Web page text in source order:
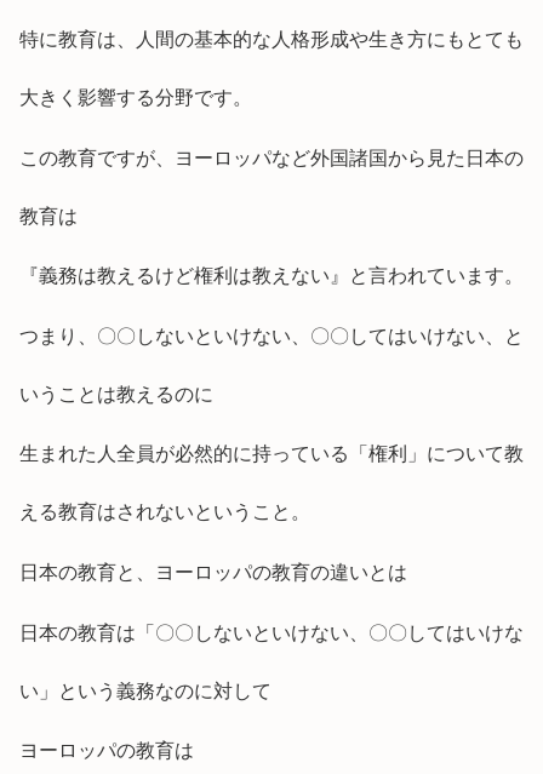
特に教育は、人間の基本的な人格形成や生き方にもとても
大きく影響する分野です。
この教育ですが、ヨーロッパなど外国諸国から見た日本の
教育は
『義務は教えるけど権利は教えない』と言われています。
つまり、〇〇しないといけない、〇〇してはいけない、と
いうことは教えるのに
生まれた人全員が必然的に持っている「権利」について教
える教育はされないということ。
日本の教育と、ヨーロッパの教育の違いとは
日本の教育は「〇〇しないといけない、〇〇してはいけな
い」という義務なのに対して
ヨーロッパの教育は